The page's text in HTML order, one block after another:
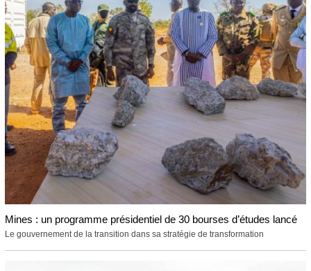
Mines : un programme présidentiel de 30 bourses d’études lancé
Le gouvernement de la transition dans sa stratégie de transformation